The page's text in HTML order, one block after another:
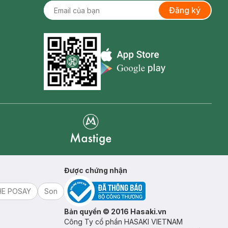
Đăng ký
Appstore icon
POSAY
Son
Được chứng nhận
Bản quyền © 2016 Hasaki.vn
Công Ty cổ phần HASAKI VIETNAM